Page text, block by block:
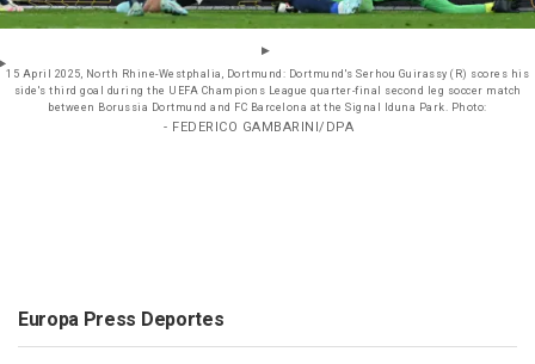
15 April 2025, North Rhine-Westphalia, Dortmund: Dortmund's Serhou Guirassy (R) scores his
side's third goal during the UEFA Champions League quarter-final second leg soccer match
between Borussia Dortmund and FC Barcelona at the Signal Iduna Park. Photo:
- FEDERICO GAMBARINI/DPA
Europa Press Deportes